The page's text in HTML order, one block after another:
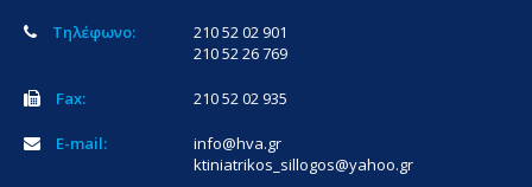
Τηλέφωνο:
210 52 02 901
210 52 26 769
Fax: 210 52 02 935
E-mail:
info@hva.gr
ktiniatrikos_sillogos@yahoo.gr